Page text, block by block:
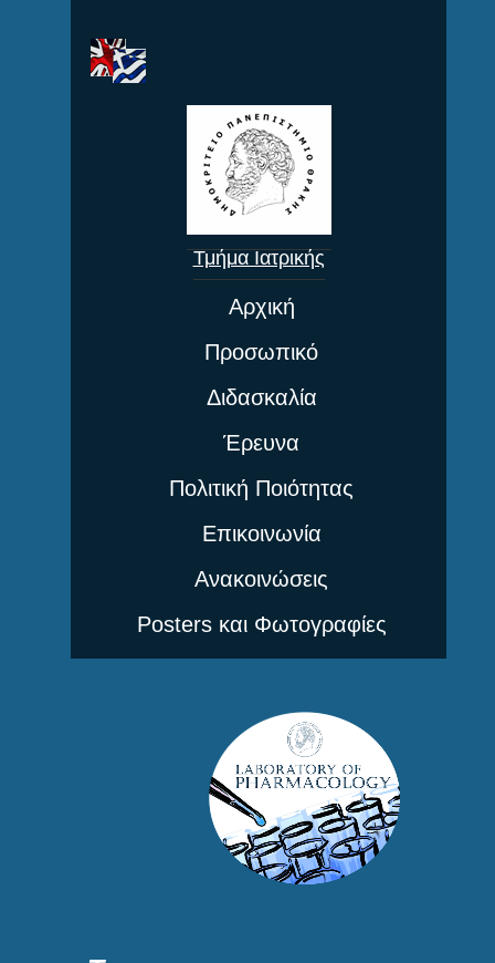
.
Τμήμα Ιατρικής
Αρχική
Προσωπικό
Διδασκαλία
Έρευνα
Πολιτική Ποιότητας
Επικοινωνία
Ανακοινώσεις
Posters και Φωτογραφίες